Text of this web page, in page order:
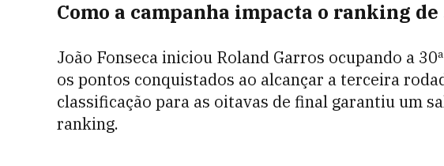
Como a campanha impacta o ranking de
João Fonseca iniciou Roland Garros ocupando a
os pontos conquistados ao alcançar a terceira
classificação para as oitavas de final garantiu um
ranking.